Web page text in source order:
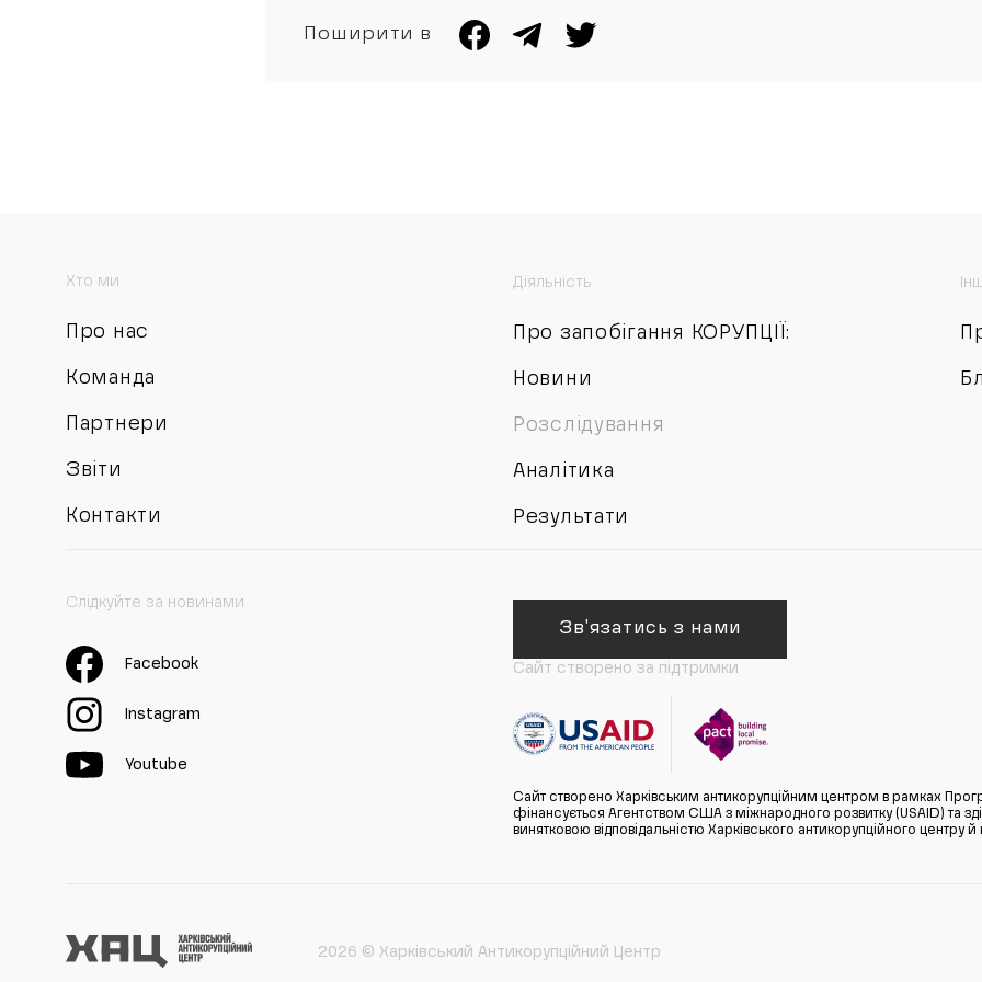
Поширити в
Хто ми
Про нас
Команда
Партнери
Звіти
Контакти
Діяльність
Про запобігання КОРУПЦІЇ:
Новини
Розслідування
Аналітика
Результати
Слідкуйте за новинами
Facebook
Instagram
Youtube
Зв'язатись з нами
Сайт створено за підтримки
Сайт створено Харківським антикорупційним центром в рамках
фінансується Агентством США з міжнародного розвитку (USAID) та
винятковою відповідальністю Харківського антикорупційного
2026 © Харківський Антикорупційний Центр